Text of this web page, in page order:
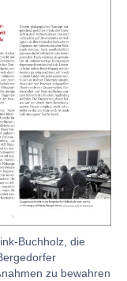
Buchholz, die
zu bewahren